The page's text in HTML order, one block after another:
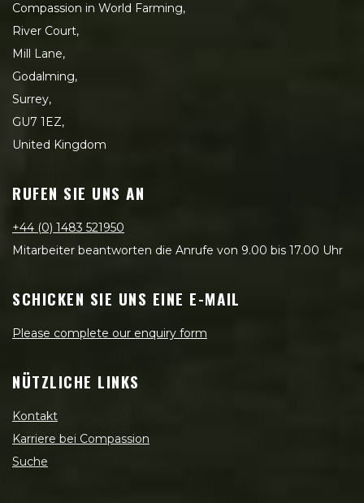
Compassion in World Farming,
River Court,
Mill Lane,
Godalming,
Surrey,
GU7 1EZ,
United Kingdom
RUFEN SIE UNS AN
+44 (0) 1483 521950
Mitarbeiter beantworten die Anrufe von 9.00 bis 17.00 Uhr
SCHICKEN SIE UNS EINE E-MAIL
Please complete our enquiry form
NÜTZLICHE LINKS
Kontakt
Karriere bei Compassion
Suche